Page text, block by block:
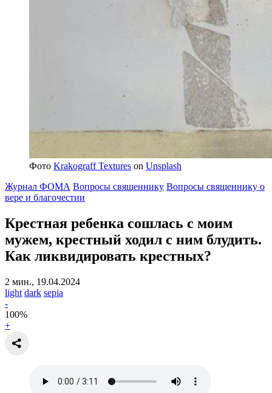
Фото Krakograff Textures on Unsplash
Журнал ФОМА Вопросы священнику Вопросы священнику о
вере и благочестии
Крестная ребенка сошлась с моим
мужем, крестный ходил с ним блудить.
Как ликвидировать крестных?
2 мин., 19.04.2024
light dark sepia
-
100%
+